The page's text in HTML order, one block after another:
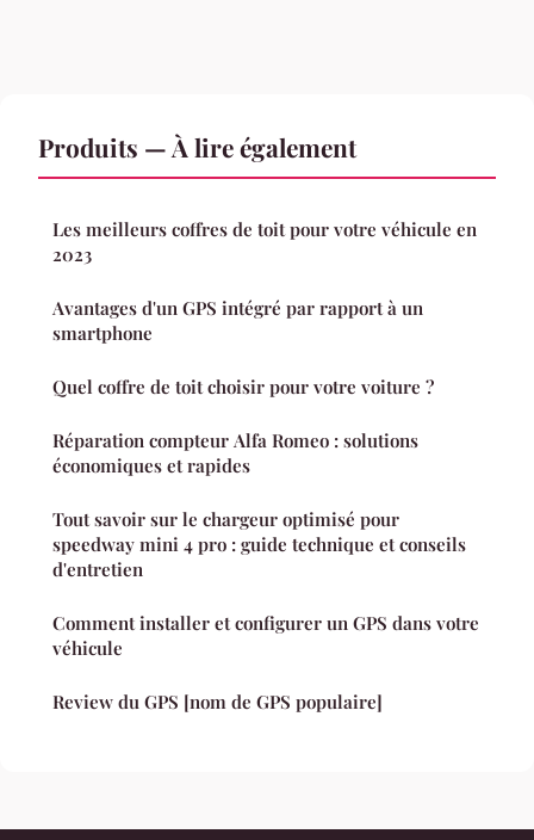
Produits — À lire également
Les meilleurs coffres de toit pour votre véhicule en
2023
Avantages d'un GPS intégré par rapport à un
smartphone
Quel coffre de toit choisir pour votre voiture ?
Réparation compteur Alfa Romeo : solutions
économiques et rapides
Tout savoir sur le chargeur optimisé pour
speedway mini 4 pro : guide technique et conseils
d'entretien
Comment installer et configurer un GPS dans votre
véhicule
Review du GPS [nom de GPS populaire]